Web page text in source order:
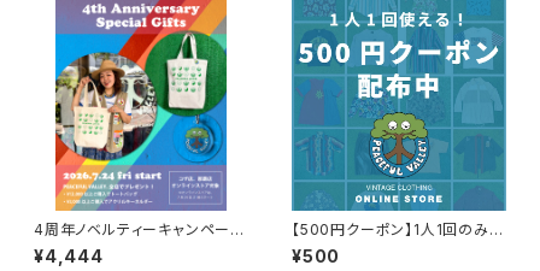
4周年ノベルティーキャンペーン
開催中！
¥4,444
【500円クーポン】1人1回のみご
利用可能！
¥500